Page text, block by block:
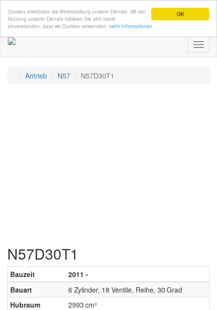
OK
Cookies erleichtern die Bereitstellung unserer Dienste. Mit der
Nutzung unserer Dienste erklären Sie sich damit
einverstanden, dass wir Cookies verwenden. mehr Informationen
Antrieb N57 N57D30T1
N57D30T1
Bauzeit
2011 -
Bauart
6 Zylinder, 18 Ventile, Reihe, 30 Grad
Hubraum
2993 cm³